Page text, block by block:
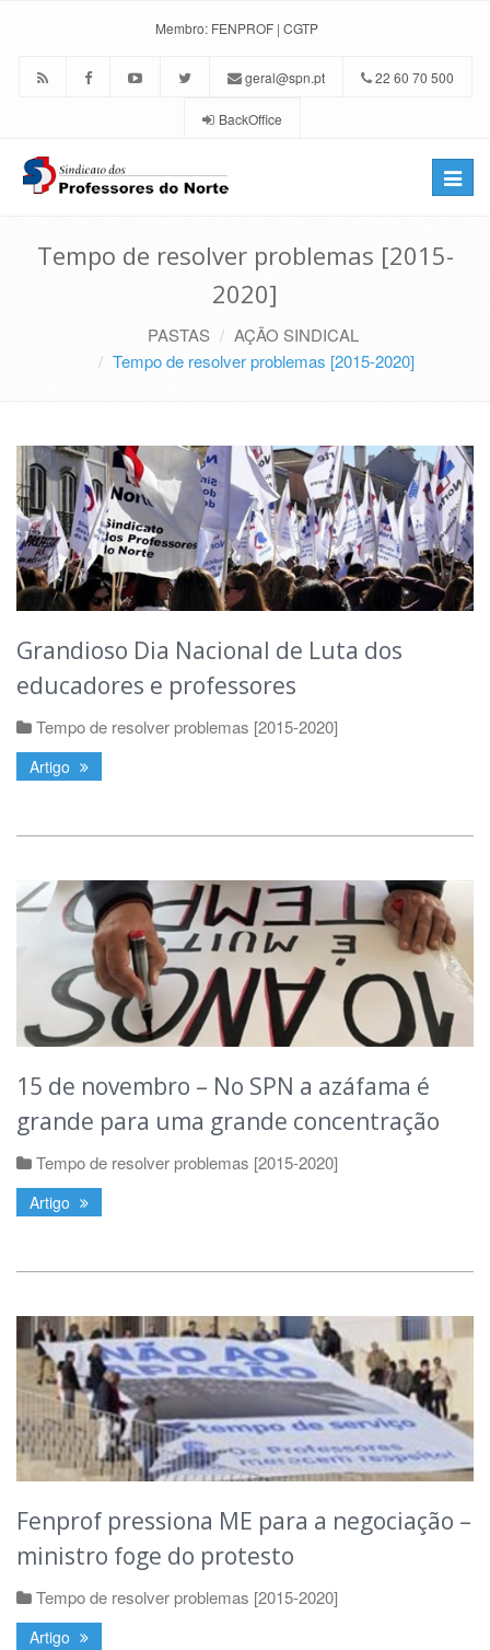
Membro: FENPROF | CGTP
geral@spn.pt 22 60 70 500
BackOffice
Toggle
Tempo de resolver problemas [2015-
2020]
PASTAS
AÇÃO SINDICAL
Tempo de resolver problemas [2015-2020]
Grandioso Dia Nacional de Luta dos
educadores e professores
Tempo de resolver problemas [2015-2020]
Artigo
15 de novembro – No SPN a azáfama é
grande para uma grande concentração
Tempo de resolver problemas [2015-2020]
Artigo
Fenprof pressiona ME para a negociação –
ministro foge do protesto
Tempo de resolver problemas [2015-2020]
Artigo